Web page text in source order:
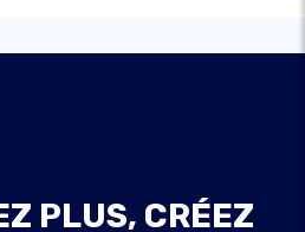
PLUS, CRÉEZ